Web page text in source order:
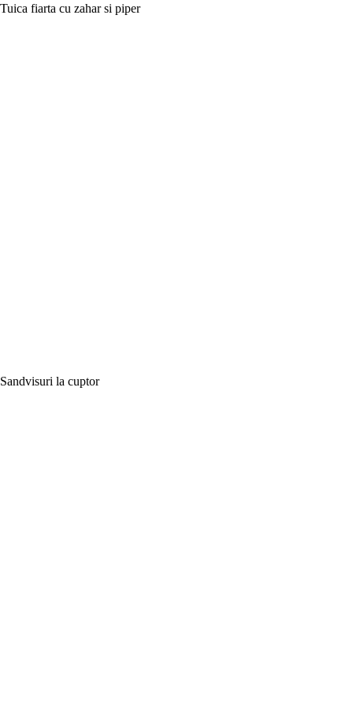
Tuica fiarta cu zahar si piper
Sandvisuri la cuptor